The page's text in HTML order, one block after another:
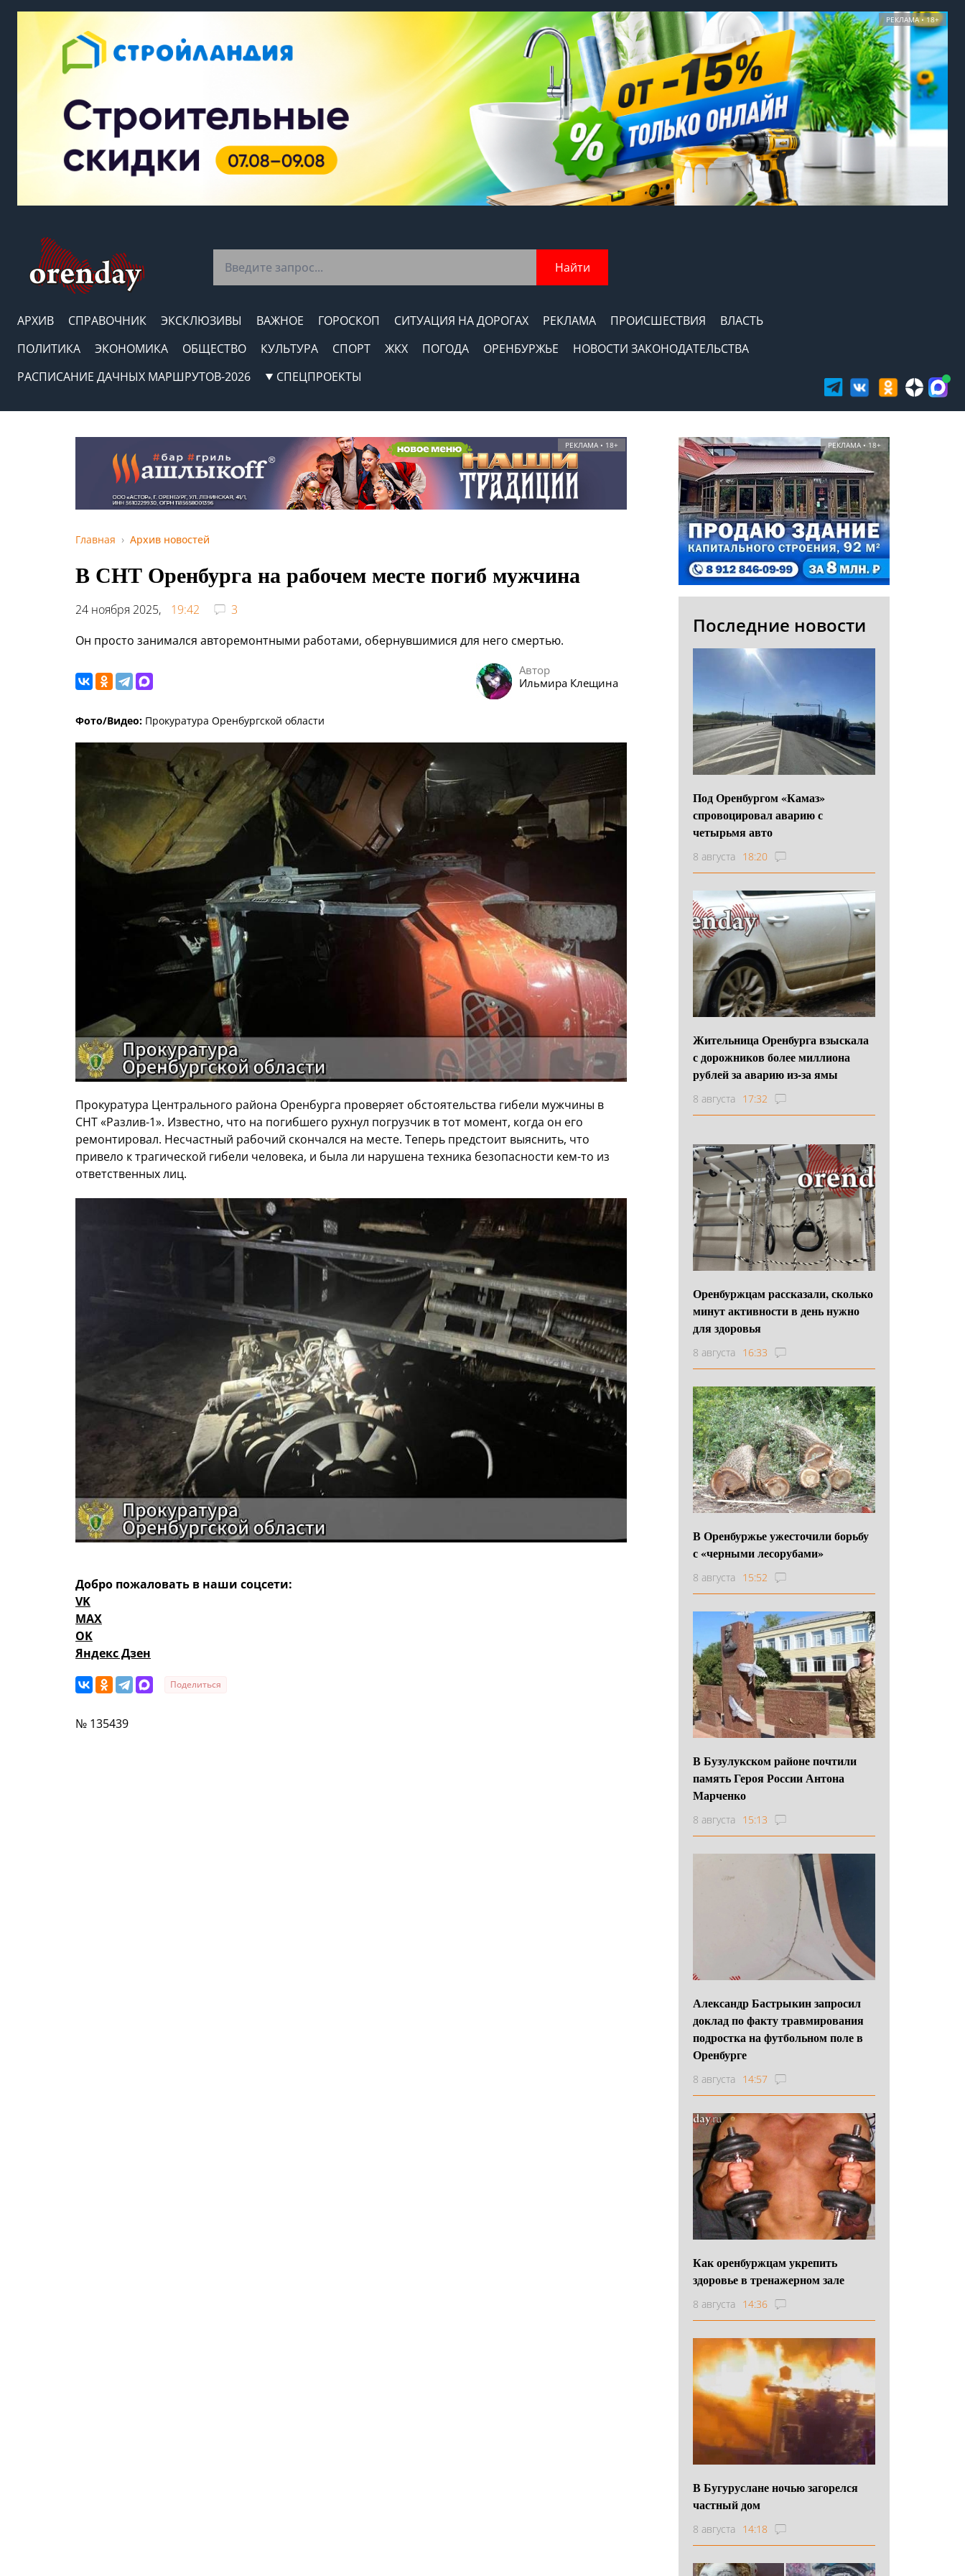
РЕКЛАМА • 18+
Найти
АРХИВ СПРАВОЧНИК ЭКСКЛЮЗИВЫ ВАЖНОЕ ГОРОСКОП СИТУАЦИЯ НА ДОРОГАХ РЕКЛАМА ПРОИСШЕСТВИЯ
ВЛАСТЬ
ПОЛИТИКА
ЭКОНОМИКА ОБЩЕСТВО КУЛЬТУРА СПОРТ ЖКХ ПОГОДА ОРЕНБУРЖЬЕ
НОВОСТИ ЗАКОНОДАТЕЛЬСТВА
РАСПИСАНИЕ ДАЧНЫХ МАРШРУТОВ-2026
СПЕЦПРОЕКТЫ
РЕКЛАМА • 18+
Главная Архив новостей
В СНТ Оренбурга на рабочем месте погиб мужчина
24 ноября 2025, 19:42
3
Он просто занимался авторемонтными работами, обернувшимися для него смертью.
Автор
Ильмира Клещина
Фото/Видео: Прокуратура Оренбургской области
Прокуратура Центрального района Оренбурга проверяет обстоятельства гибели мужчины в
СНТ «Разлив-1». Известно, что на погибшего рухнул погрузчик в тот момент, когда он его
ремонтировал. Несчастный рабочий скончался на месте. Теперь предстоит выяснить, что
привело к трагической гибели человека, и была ли нарушена техника безопасности кем-то из
ответственных лиц.
Добро пожаловать в наши соцсети:
VK
MAX
OK
Яндекс Дзен
Поделиться
№ 135439
РЕКЛАМА • 18+
Последние новости
Под Оренбургом «Камаз»
спровоцировал аварию с
четырьмя авто
8 августа 18:20
Жительница Оренбурга взыскала
с дорожников более миллиона
рублей за аварию из-за ямы
8 августа 17:32
Оренбуржцам рассказали, сколько
минут активности в день нужно
для здоровья
8 августа 16:33
В Оренбуржье ужесточили борьбу
с «черными лесорубами»
8 августа 15:52
В Бузулукском районе почтили
память Героя России Антона
Марченко
8 августа 15:13
Александр Бастрыкин запросил
доклад по факту травмирования
подростка на футбольном поле в
Оренбурге
8 августа 14:57
Как оренбуржцам укрепить
здоровье в тренажерном зале
8 августа 14:36
В Бугуруслане ночью загорелся
частный дом
8 августа 14:18